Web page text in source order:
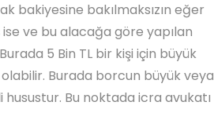
bakiyesine bakılmaksızın eğer
ise ve bu alacağa göre yapılan
5 Bin TL bir kişi için büyük
Burada borcun büyük veya
Bu noktada icra avukatı